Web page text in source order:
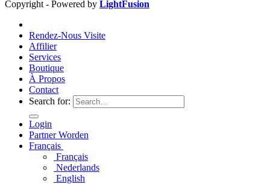
Copyright - Powered by LightFusion
Rendez-Nous Visite
Affilier
Services
Boutique
À Propos
Contact
Search for:
Login
Partner Worden
Français
Français
Nederlands
English